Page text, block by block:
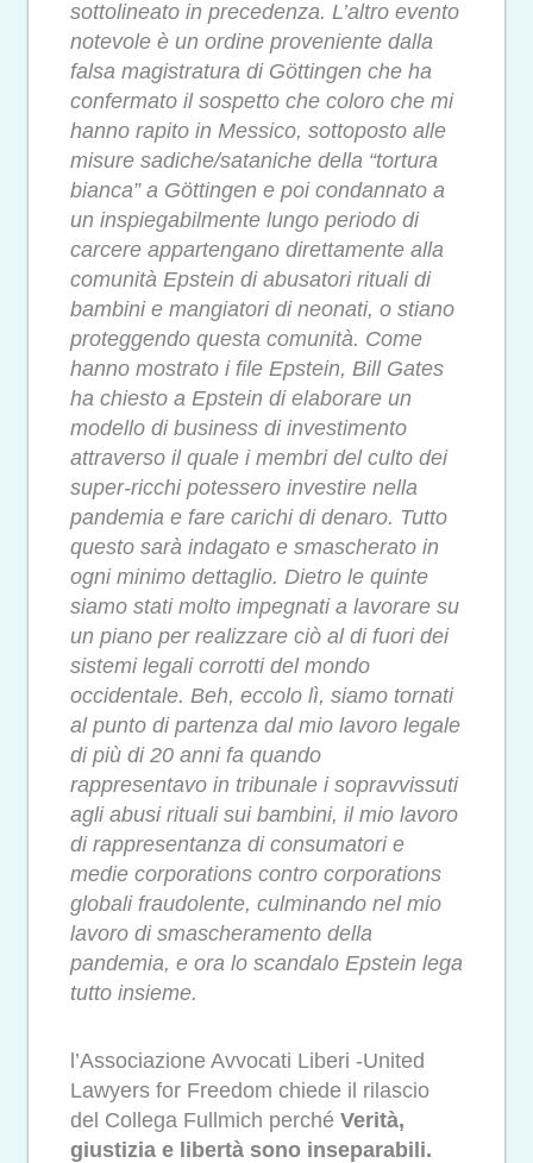
sottolineato in precedenza. L’altro evento
notevole è un ordine proveniente dalla
falsa magistratura di Göttingen che ha
confermato il sospetto che coloro che mi
hanno rapito in Messico, sottoposto alle
misure sadiche/sataniche della “tortura
bianca” a Göttingen e poi condannato a
un inspiegabilmente lungo periodo di
carcere appartengano direttamente alla
comunità Epstein di abusatori rituali di
bambini e mangiatori di neonati, o stiano
proteggendo questa comunità. Come
hanno mostrato i file Epstein, Bill Gates
ha chiesto a Epstein di elaborare un
modello di business di investimento
attraverso il quale i membri del culto dei
super-ricchi potessero investire nella
pandemia e fare carichi di denaro. Tutto
questo sarà indagato e smascherato in
ogni minimo dettaglio. Dietro le quinte
siamo stati molto impegnati a lavorare su
un piano per realizzare ciò al di fuori dei
sistemi legali corrotti del mondo
occidentale. Beh, eccolo lì, siamo tornati
al punto di partenza dal mio lavoro legale
di più di 20 anni fa quando
rappresentavo in tribunale i sopravvissuti
agli abusi rituali sui bambini, il mio lavoro
di rappresentanza di consumatori e
medie corporations contro corporations
globali fraudolente, culminando nel mio
lavoro di smascheramento della
pandemia, e ora lo scandalo Epstein lega
tutto insieme.
l’Associazione Avvocati Liberi -United
Lawyers for Freedom chiede il rilascio
del Collega Fullmich perché Verità,
giustizia e libertà sono inseparabili.